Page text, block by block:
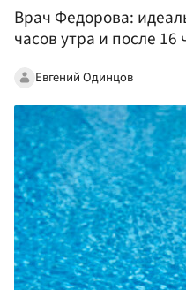
Врач Федорова:
часов утра и после 16
Евгений Одинцов